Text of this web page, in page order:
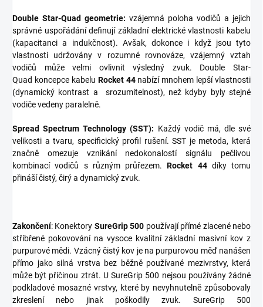
Double Star-Quad geometrie: vzájemná poloha vodičů a jejich
správné uspořádání definují základní elektrické vlastnosti kabelu
(kapacitanci a indukčnost). Avšak, dokonce i když jsou tyto
vlastnosti udržovány v rozumné rovnováze, vzájemný vztah
vodičů může velmi ovlivnit výsledný zvuk. Double Star-
Quad koncepce kabelu Rocket 44nabízí mnohem lepší vlastnosti
(dynamický kontrast a srozumitelnost), než kdyby byly stejné
vodiče vedeny paralelně.
Spread Spectrum Technology (SST): Každý vodič má, dle své
velikosti a tvaru, specificický profil rušení. SST je metoda, která
značně omezuje vznikání nedokonalostí signálu pečlivou
kombinací vodičů s různým průřezem.Rocket 44 díky tomu
přináší čistý, čirý a dynamický zvuk.
Zakončení: Konektory SureGrip 500 používají přímé zlacené nebo
stříbřené pokovování na vysoce kvalitní základní masivní kov z
purpurové mědi. Vzácný čistý kov je na purpurovou měď nanášen
přímo jako silná vrstva bez běžně používané mezivrstvy, která
může být příčinou ztrát. U SureGrip 500 nejsou používány žádné
podkladové mosazné vrstvy, které by nevyhnutelně způsobovaly
zkreslení nebo jinak poškodily zvuk. SureGrip 500